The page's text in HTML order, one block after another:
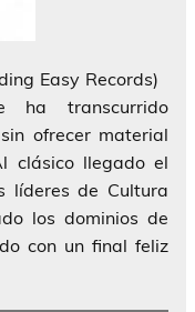
Easy Records)
ha transcurrido
ofrecer material
clásico llegado el
líderes de Cultura
los dominios de
con un final feliz